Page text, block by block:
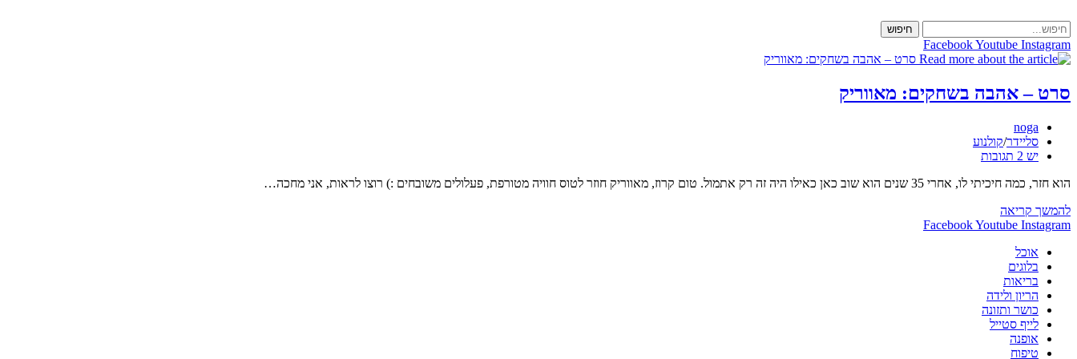
to
content
חיפוש
FacebookYoutube Instagram
סרט – אהבה בשחקים: מאווריק
מחבר:
noga
קטגוריה:
סליידר/קולנוע
תגובות:
יש 2 תגובות
הוא חזר, כמה חיכיתי לו, אחרי 35 שנים הוא שוב כאן כאילו היה זה רק אתמול. טום קרוז, מאווריק חוזר לטוס חוויה מטורפת, פעלולים משובחים :) רוצו לראות, אני מחכה…
להמשך קריאהסרט
–
FacebookYoutube Instagram
אוכל
בלוגים
בריאות
הריון ולידה
כושר ותזונה
לייף סטייל
אופנה
טיפוח